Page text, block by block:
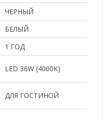
ЧЕРНЫЙ
БЕЛЫЙ
1 ГОД
LED 36W (4000К)
ДЛЯ ГОСТИНОЙ